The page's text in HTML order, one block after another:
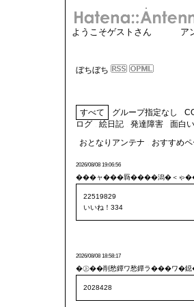
ようこそゲストさん ア
ぼちぼち
すべて グループ指定なし
ログ
絵日記 発達障害
面白
おとなりアンテナ
おすすめペ
2026/08/08 19:06:56
���ャ���羇����潟�＜ゃ
22519829
いいね！334
2026/08/08 18:58:17
�㊤��削愁鐔ワ愁鐔ラ���ワ�
2028428